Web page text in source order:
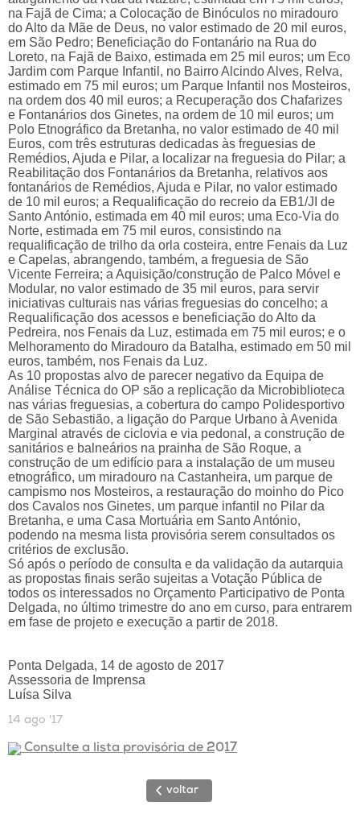
na Fajã de Cima; a Colocação de Binóculos no miradouro
do Alto da Mãe de Deus, no valor estimado de 20 mil euros,
em São Pedro; Beneficiação do Fontanário na Rua do
Loreto, na Fajã de Baixo, estimada em 25 mil euros; um Eco
Jardim com Parque Infantil, no Bairro Alcindo Alves, Relva,
estimado em 75 mil euros; um Parque Infantil nos Mosteiros,
na ordem dos 40 mil euros; a Recuperação dos Chafarizes
e Fontanários dos Ginetes, na ordem de 10 mil euros; um
Polo Etnográfico da Bretanha, no valor estimado de 40 mil
Euros, com três estruturas dedicadas às freguesias de
Remédios, Ajuda e Pilar, a localizar na freguesia do Pilar; a
Reabilitação dos Fontanários da Bretanha, relativos aos
fontanários de Remédios, Ajuda e Pilar, no valor estimado
de 10 mil euros; a Requalificação do recreio da EB1/JI de
Santo António, estimada em 40 mil euros; uma Eco-Via do
Norte, estimada em 75 mil euros, consistindo na
requalificação de trilho da orla costeira, entre Fenais da Luz
e Capelas, abrangendo, também, a freguesia de São
Vicente Ferreira; a Aquisição/construção de Palco Móvel e
Modular, no valor estimado de 35 mil euros, para servir
iniciativas culturais nas várias freguesias do concelho; a
Requalificação dos acessos e beneficiação do Alto da
Pedreira, nos Fenais da Luz, estimada em 75 mil euros; e o
Melhoramento do Miradouro da Batalha, estimado em 50 mil
euros, também, nos Fenais da Luz.
As 10 propostas alvo de parecer negativo da Equipa de
Análise Técnica do OP são a replicação da Microbiblioteca
nas várias freguesias, a cobertura do campo Polidesportivo
de São Sebastião, a ligação do Parque Urbano à Avenida
Marginal através de ciclovia e via pedonal, a construção de
sanitários e balneários na prainha de São Roque, a
construção de um edifício para a instalação de um museu
etnográfico, um miradouro na Castanheira, um parque de
campismo nos Mosteiros, a restauração do moinho do Pico
dos Cavalos nos Ginetes, um parque infantil no Pilar da
Bretanha, e uma Casa Mortuária em Santo António,
podendo na mesma lista provisória serem consultados os
critérios de exclusão.
Só após o período de consulta e da validação da autarquia
as propostas finais serão sujeitas a Votação Pública de
todos os interessados no Orçamento Participativo de Ponta
Delgada, no último trimestre do ano em curso, para entrarem
em fase de projeto e execução a partir de 2018.
Ponta Delgada, 14 de agosto de 2017
Assessoria de Imprensa
Luísa Silva
14 ago '17
Consulte a lista provisória de 2017
voltar